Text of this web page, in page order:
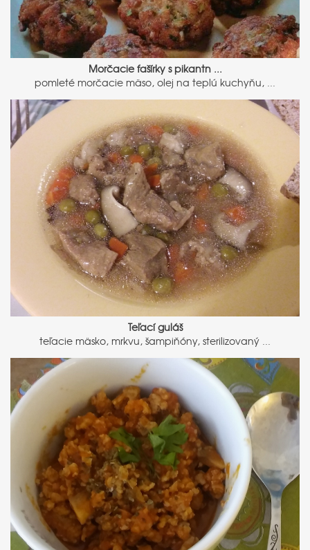
Morčacie fašírky s pikantn ...
pomleté morčacie mäso, olej na teplú kuchyňu, ...
Teľací guláš
teľacie mäsko, mrkvu, šampiňóny, sterilizovaný ...